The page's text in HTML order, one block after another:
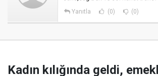
Yanıtla (0) (0)
Kadın kılığında geldi,